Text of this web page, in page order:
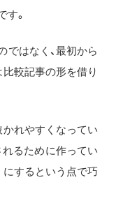
。
ではなく、最初から
較記事の形を借り
かれやすくなってい
れるために作ってい
にするという点で巧